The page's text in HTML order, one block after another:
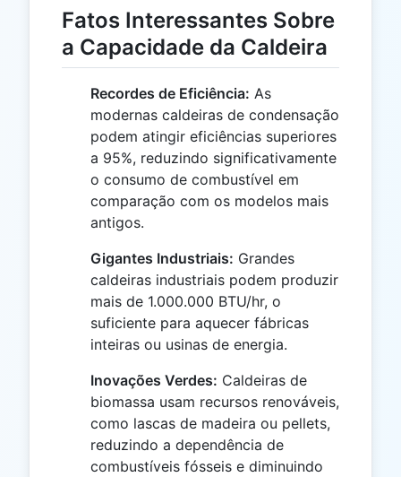
Fatos Interessantes Sobre
a Capacidade da Caldeira
Recordes de Eficiência: As
modernas caldeiras de condensação
podem atingir eficiências superiores
a 95%, reduzindo significativamente
o consumo de combustível em
comparação com os modelos mais
antigos.
Gigantes Industriais: Grandes
caldeiras industriais podem produzir
mais de 1.000.000 BTU/hr, o
suficiente para aquecer fábricas
inteiras ou usinas de energia.
Inovações Verdes: Caldeiras de
biomassa usam recursos renováveis,
como lascas de madeira ou pellets,
reduzindo a dependência de
combustíveis fósseis e diminuindo